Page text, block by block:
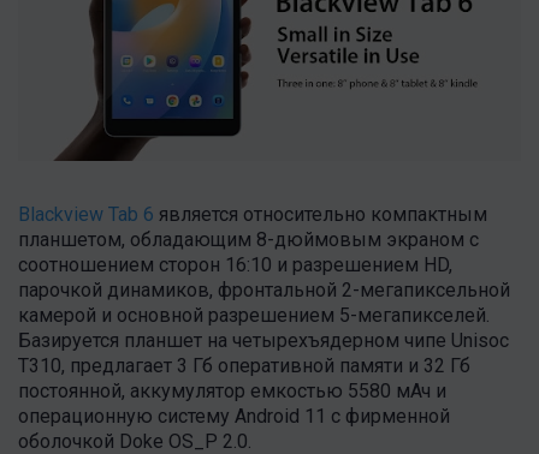
Blackview Tab 6 является относительно компактным
планшетом, обладающим 8-дюймовым экраном с
соотношением сторон 16:10 и разрешением HD,
парочкой динамиков, фронтальной 2-мегапиксельной
камерой и основной разрешением 5-мегапикселей.
Базируется планшет на четырехъядерном чипе Unisoc
T310, предлагает 3 Гб оперативной памяти и 32 Гб
постоянной, аккумулятор емкостью 5580 мАч и
операционную систему Android 11 с фирменной
оболочкой Doke OS_P 2.0.